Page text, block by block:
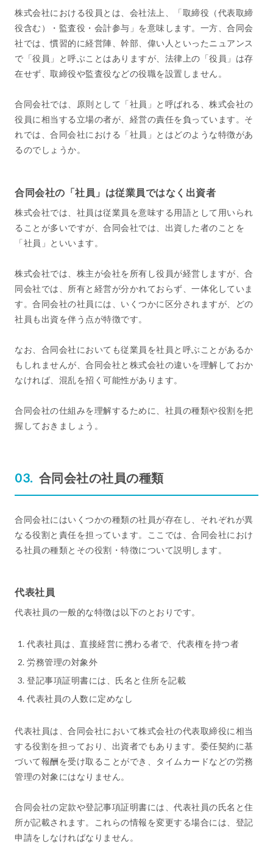
株式会社における役員とは、会社法上、「取締役（代表取締
役含む）・監査役・会計参与」を意味します。一方、合同会
社では、慣習的に経営陣、幹部、偉い人といったニュアンス
で「役員」と呼ぶことはありますが、法律上の「役員」は存
在せず、取締役や監査役などの役職を設置しません。
合同会社では、原則として「社員」と呼ばれる、株式会社の
役員に相当する立場の者が、経営の責任を負っています。そ
れでは、合同会社における「社員」とはどのような特徴があ
るのでしょうか。
合同会社の「社員」は従業員ではなく出資者
株式会社では、社員は従業員を意味する用語として用いられ
ることが多いですが、合同会社では、出資した者のことを
「社員」といいます。
株式会社では、株主が会社を所有し役員が経営しますが、合
同会社では、所有と経営が分かれておらず、一体化していま
す。合同会社の社員には、いくつかに区分されますが、どの
社員も出資を伴う点が特徴です。
なお、合同会社においても従業員を社員と呼ぶことがあるか
もしれませんが、合同会社と株式会社の違いを理解しておか
なければ、混乱を招く可能性があります。
合同会社の仕組みを理解するために、社員の種類や役割を把
握しておきましょう。
合同会社の社員の種類
合同会社にはいくつかの種類の社員が存在し、それぞれが異
なる役割と責任を担っています。ここでは、合同会社におけ
る社員の種類とその役割・特徴について説明します。
代表社員
代表社員の一般的な特徴は以下のとおりです。
代表社員は、直接経営に携わる者で、代表権を持つ者
労務管理の対象外
登記事項証明書には、氏名と住所を記載
代表社員の人数に定めなし
代表社員は、合同会社において株式会社の代表取締役に相当
する役割を担っており、出資者でもあります。委任契約に基
づいて報酬を受け取ることができ、タイムカードなどの労務
管理の対象にはなりません。
合同会社の定款や登記事項証明書には、代表社員の氏名と住
所が記載されます。これらの情報を変更する場合には、登記
申請をしなければなりません。